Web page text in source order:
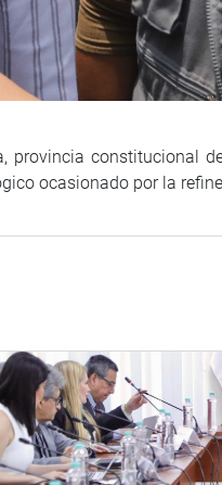
provincia constitucional
ocasionado por la